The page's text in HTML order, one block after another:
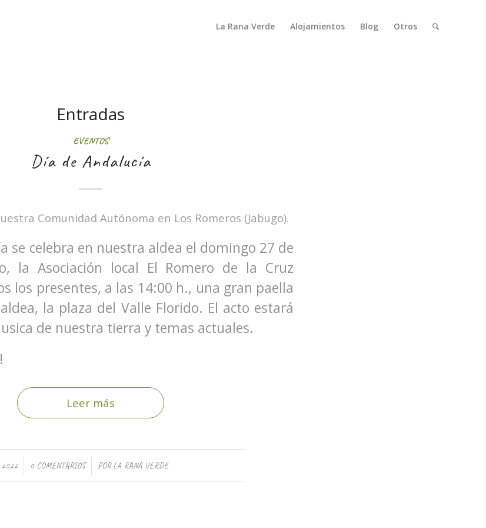
La Rana Verde Alojamientos Blog Otros
Entradas
EVENTOS
Día de Andalucía
Comunidad Autónoma en Los Romeros (Jabugo).
se celebra en nuestra aldea el domingo 27 de
la Asociación local El Romero de la Cruz
los presentes, a las 14:00 h., una gran paella
la plaza del Valle Florido. El acto estará
de nuestra tierra y temas actuales.
Leer más
2022 0 COMENTARIOS
/ POR LA RANA VERDE